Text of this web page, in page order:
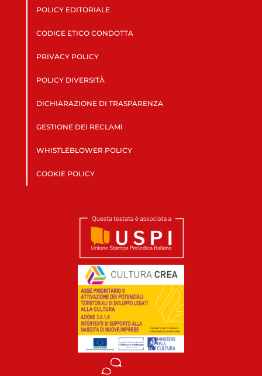
POLICY EDITORIALE
CODICE ETICO CONDOTTA
PRIVACY POLICY
POLICY DIVERSITÀ
DICHIARAZIONE DI TRASPARENZA
GESTIONE DEI RECLAMI
WHISTLEBLOWER POLICY
COOKIE POLICY